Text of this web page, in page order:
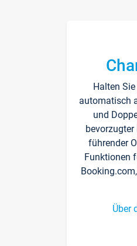
Halten
automatisch
und
führender
Funktionen
Über